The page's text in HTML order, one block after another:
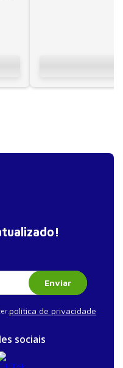
Enviar
política de privacidade
sociais